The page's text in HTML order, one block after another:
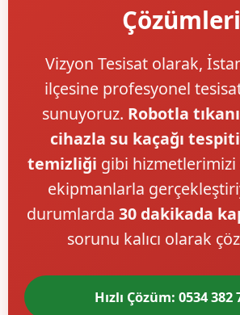
Çözümleri
Vizyon Tesisat olarak,
ilçesine profesyonel
sunuyoruz. Robotla
cihazla su kaçağı
temizliği gibi
ekipmanlarla
durumlarda 30 dakikada
sorunu kalıcı olarak
Hızlı Çözüm: 0534 382